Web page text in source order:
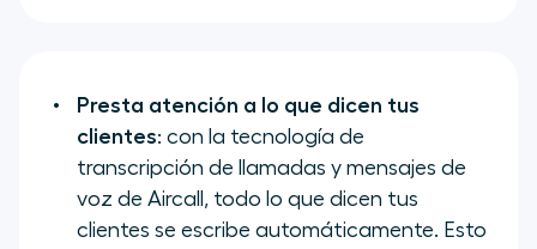
Presta atención a lo que dicen tus
clientes: con la tecnología de
transcripción de llamadas y mensajes de
voz de Aircall, todo lo que dicen tus
clientes se escribe automáticamente. Esto